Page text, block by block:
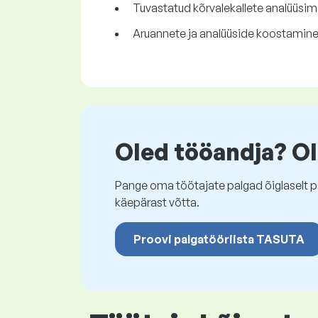
Tuvastatud kõrvalekallete
Aruannete ja analüüside
Oled tööandja?
Pange oma töötajate palgad õiglaselt
käepärast võtta.
Proovi palgatööriista TASUTA